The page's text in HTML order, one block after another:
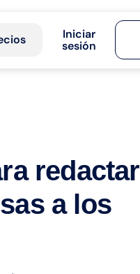
Iniciar
sesión
redactar
a los